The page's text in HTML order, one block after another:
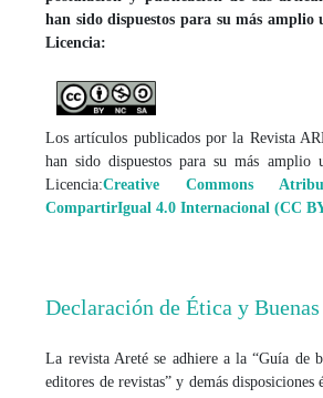
han sido dispuestos para su más amplio
Licencia:
Los artículos publicados por la Revista
han sido dispuestos para su más amplio
Licencia:Creative Commons
CompartirIgual 4.0 Internacional (CC
Declaración de Ética y
La revista Areté se adhiere a la “Guía de
editores de revistas” y demás disposiciones